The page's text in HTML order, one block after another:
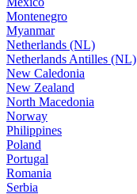
Montenegro
Myanmar
Netherlands (NL)
Netherlands Antilles (NL)
New Caledonia
New Zealand
North Macedonia
Norway
Philippines
Poland
Portugal
Romania
Serbia